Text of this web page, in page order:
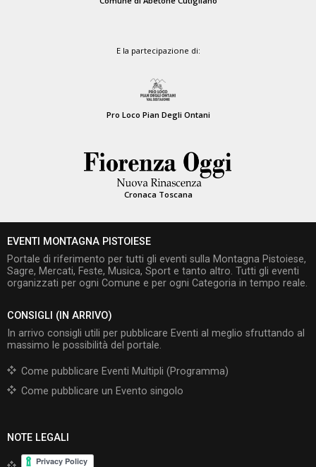
E la partecipazione di:
Pro Loco Pian Degli Ontani
Cronaca Toscana
EVENTI MONTAGNA PISTOIESE
Portale di riferimento per tutti gli eventi sulla Montagna Pistoiese,
Sagre, Mercati, Feste, Musica, Sport e tanto altro. Tutti gli eventi
organizzati per ogni Comune e per ogni Categoria in tempo reale.
CONSIGLI (IN ARRIVO)
In arrivo consigli utili per pubblicare Eventi al meglio sfruttando al
massimo le possibilità del portale.
Come pubblicare Eventi Multipli (Programma)
Come pubblicare un Evento singolo
NOTE LEGALI